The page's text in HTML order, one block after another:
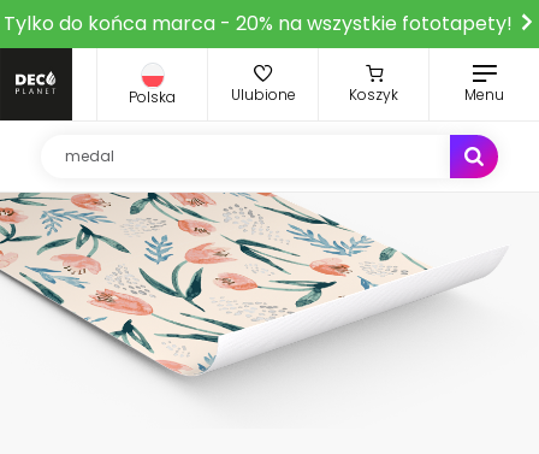
Tylko do końca marca - 20% na wszystkie fototapety!
Polska Ulubione Koszyk Menu